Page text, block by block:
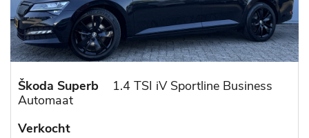
Škoda Superb
1.4 TSI iV Sportline Business
Automaat
Verkocht